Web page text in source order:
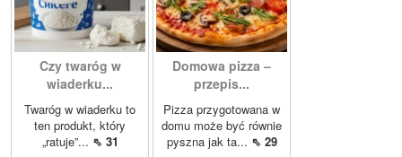
Czy twaróg w
wiaderku...
Twaróg w wiaderku to
ten produkt, który
„ratuje”... ⇖ 31
Domowa pizza –
przepis...
Pizza przygotowana w
domu może być równie
pyszna jak ta... ⇖ 29